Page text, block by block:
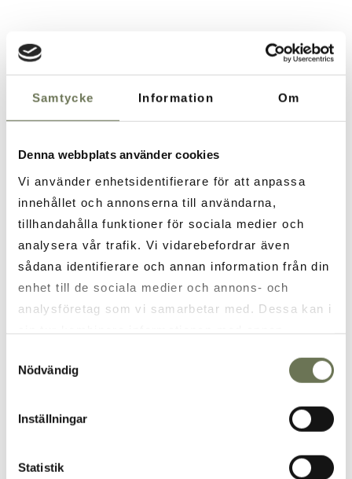
Samtycke Information Om
Denna webbplats använder cookies
Vi använder enhetsidentifierare för att anpassa
innehållet och annonserna till användarna,
tillhandahålla funktioner för sociala medier och
analysera vår trafik. Vi vidarebefordrar även
sådana identifierare och annan information från din
enhet till de sociala medier och annons- och
analysföretag som vi samarbetar med. Dessa kan i
har samlat in när du har använt deras tjänster. Läs
Nödvändig
Inställningar
Statistik
Information
WEDDING PACKAGE
MENU 2
MENU 3
VEGETARIAN MENU
OVERNIGHT STAY OFFER
CONTACT US FOR A QUOTE